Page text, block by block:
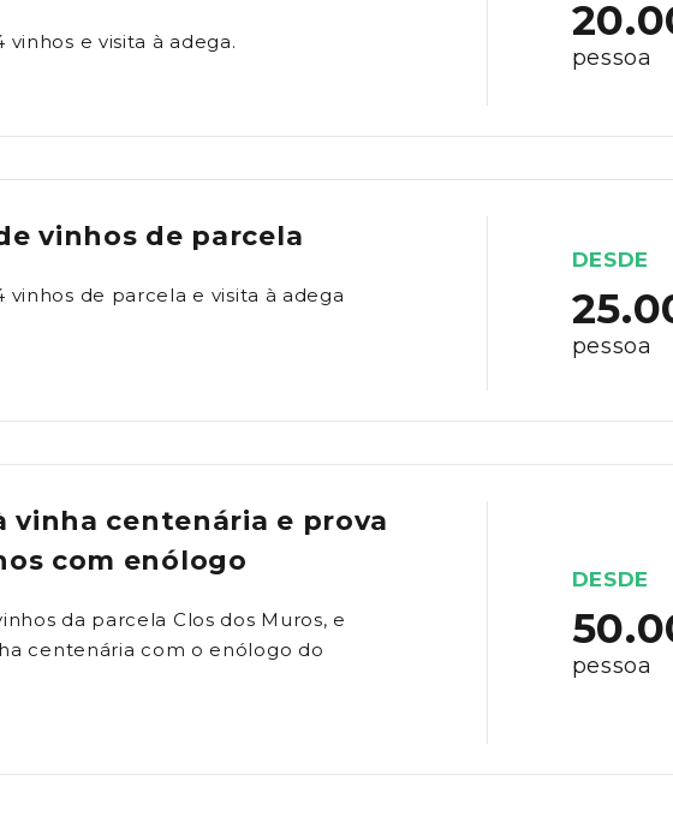
vinhos e visita à adega.
pessoa
vinhos de parcela
vinhos de parcela e visita à adega
DESDE
pessoa
vinha centenária e prova
com enólogo
da parcela Clos dos Muros, e
centenária com o enólogo do
DESDE
pessoa